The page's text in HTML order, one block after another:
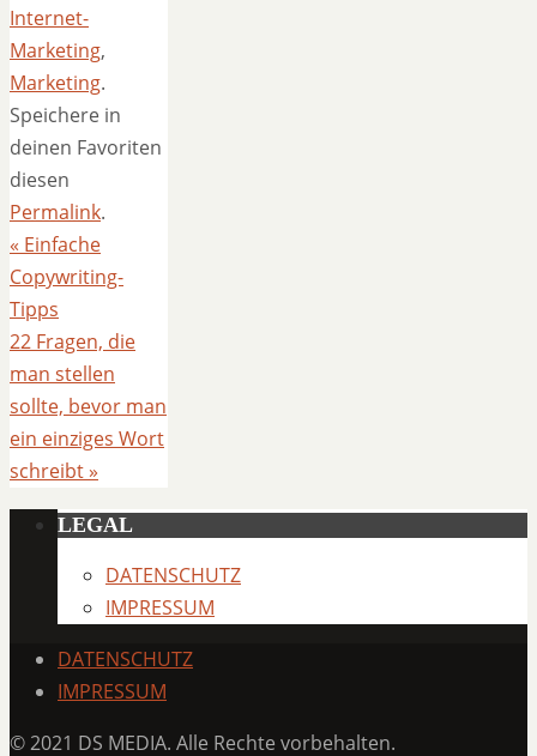
Internet-
Marketing,
Marketing.
Speichere in
deinen Favoriten
diesen
Permalink.
« Einfache
Copywriting-
Tipps
22 Fragen, die
man stellen
sollte, bevor man
ein einziges Wort
schreibt»
LEGAL
DATENSCHUTZ
IMPRESSUM
DATENSCHUTZ
IMPRESSUM
© 2021 DS MEDIA. Alle Rechte vorbehalten.